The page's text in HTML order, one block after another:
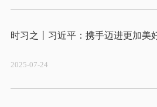
2025-07-24